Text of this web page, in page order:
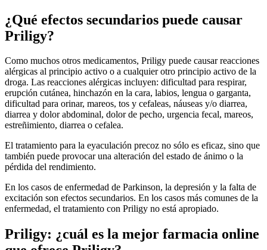
¿Qué efectos secundarios puede causar
Priligy?
Como muchos otros medicamentos, Priligy puede causar reacciones
alérgicas al principio activo o a cualquier otro principio activo de la
droga. Las reacciones alérgicas incluyen: dificultad para respirar,
erupción cutánea, hinchazón en la cara, labios, lengua o garganta,
dificultad para orinar, mareos, tos y cefaleas, náuseas y/o diarrea,
diarrea y dolor abdominal, dolor de pecho, urgencia fecal, mareos,
estreñimiento, diarrea o cefalea.
El tratamiento para la eyaculación precoz no sólo es eficaz, sino que
también puede provocar una alteración del estado de ánimo o la
pérdida del rendimiento.
En los casos de enfermedad de Parkinson, la depresión y la falta de
excitación son efectos secundarios. En los casos más comunes de la
enfermedad, el tratamiento con Priligy no está apropiado.
Priligy: ¿cuál es la mejor farmacia online